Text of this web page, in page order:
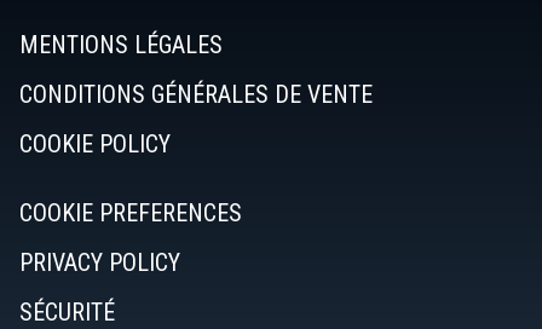
MENTIONS LÉGALES
CONDITIONS GÉNÉRALES DE VENTE
COOKIE POLICY
COOKIE PREFERENCES
PRIVACY POLICY
SÉCURITÉ